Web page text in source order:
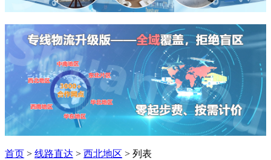
首页 > 线路直达 > 西北地区 > 列表